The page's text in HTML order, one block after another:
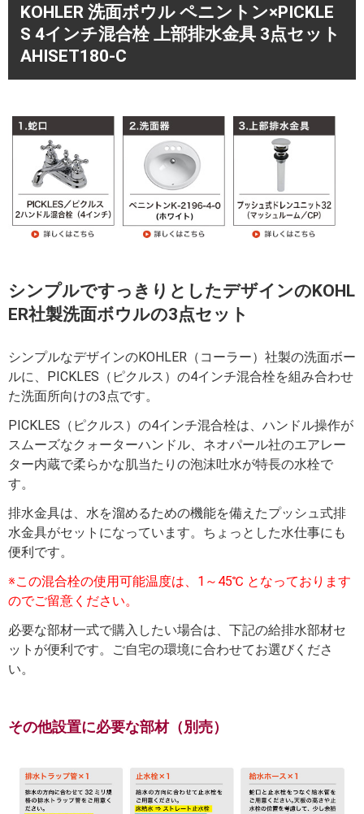
KOHLER 洗面ボウル ペニントン×PICKLE
S 4インチ混合栓 上部排水金具 3点セット
AHISET180-C
シンプルですっきりとしたデザインのKOHL
ER社製洗面ボウルの3点セット
シンプルなデザインのKOHLER（コーラー）社製の洗面ボー
ルに、PICKLES（ピクルス）の4インチ混合栓を組み合わせ
た洗面所向けの3点です。
PICKLES（ピクルス）の4インチ混合栓は、ハンドル操作が
スムーズなクォーターハンドル、ネオパール社のエアレー
ター内蔵で柔らかな肌当たりの泡沫吐水が特長の水栓で
す。
排水金具は、水を溜めるための機能を備えたプッシュ式排
水金具がセットになっています。ちょっとした水仕事にも
便利です。
※この混合栓の使用可能温度は、1～45℃ となっております
のでご留意ください。
必要な部材一式で購入したい場合は、下記の給排水部材セ
ットが便利です。ご自宅の環境に合わせてお選びくださ
い。
その他設置に必要な部材（別売）